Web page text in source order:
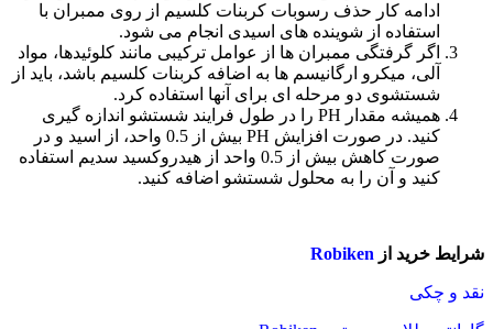
ادامه کار حذف رسوبات کربنات کلسیم از روی ممبران با
استفاده از شوینده های اسیدی انجام می شود.
اگر گرفتگی ممبران ها از عوامل ترکیبی مانند کلوئیدها، مواد
آلی، میکرو ارگانیسم ها به اضافه کربنات کلسیم باشد، باید از
شستشوی دو مرحله ای برای آنها استفاده کرد.
همیشه مقدار PH را در طول فرایند شستشو اندازه گیری
کنید. در صورت افزایش PH بیش از 0.5 واحد، از اسید و در
صورت کاهش بیش از 0.5 واحد از هیدروکسید سدیم استفاده
کنید و آن را به محلول شستشو اضافه کنید.
شرایط خرید از Robiken
نقد و چکی